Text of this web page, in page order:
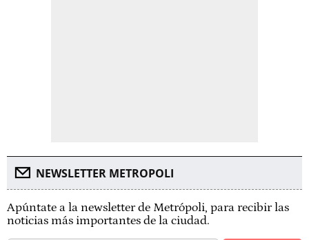
NEWSLETTER METROPOLI
Apúntate a la newsletter de Metrópoli, para recibir las
noticias más importantes de la ciudad.